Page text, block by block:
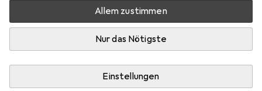
Allem zustimmen
Nur das Nötigste
Einstellungen
Mehr von Schweizerische
Nagelfabrik
Zwischen Di, 11.8. und Mi, 12.8. geliefert
Nur 2 Stück an Lager beim Lieferanten